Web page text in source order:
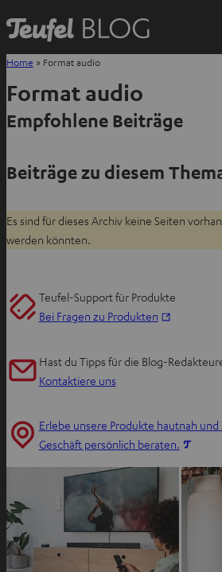
Home » Format audio
Format audio
Empfohlene Beiträge
Beiträge zu diesem
Es sind für dieses Archiv keine Seiten
werden könnten.
Teufel-Support für Produkte
Bei Fragen zu Produkten
n
T
a
ö
f
n
Hast du Tipps für die Blog-
Kontaktiere uns
Erlebe unsere Produkte hautnah und
Geschäft persönlich beraten.
n